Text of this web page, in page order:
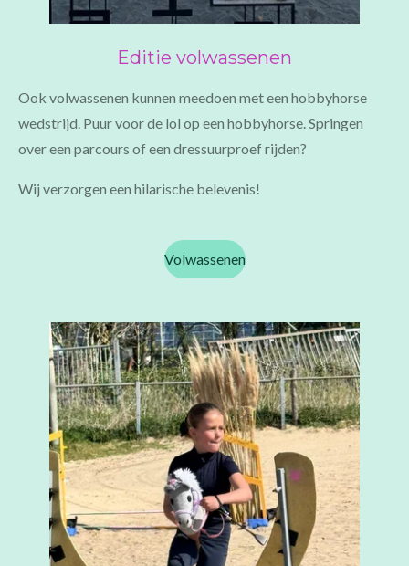
Editie volwassenen
Ook volwassenen kunnen meedoen met een hobbyhorse
wedstrijd. Puur voor de lol op een hobbyhorse. Springen
over een parcours of een dressuurproef rijden?
Wij verzorgen een hilarische belevenis!
Volwassenen